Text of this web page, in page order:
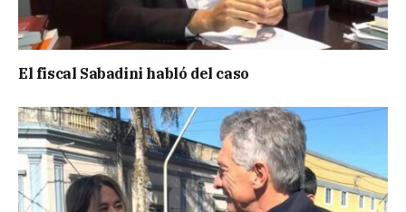
El fiscal Sabadini habló del caso